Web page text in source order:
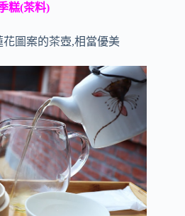
糕(茶料)
圖案的茶壺,相當優美